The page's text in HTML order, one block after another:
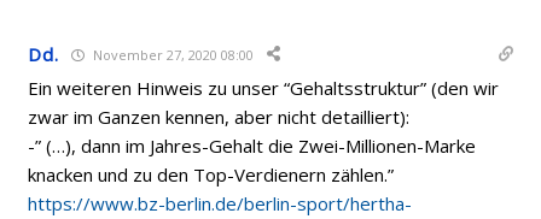
Dd. November 27, 2020 08:00
Ein weiteren Hinweis zu unser “Gehaltsstruktur” (den wir
zwar im Ganzen kennen, aber nicht detailliert):
-” (…), dann im Jahres-Gehalt die Zwei-Millionen-Marke
knacken und zu den Top-Verdienern zählen.”
https://www.bz-berlin.de/berlin-sport/hertha-